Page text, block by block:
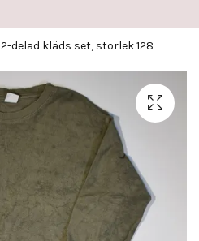
2-delad kläds set, storlek 128